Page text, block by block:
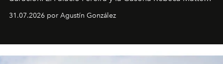
son algunos de los lugares que han albergado estas
miniobras. Sus puestas en escena son limpias; ponen el
31.07.2026 por Agustín González